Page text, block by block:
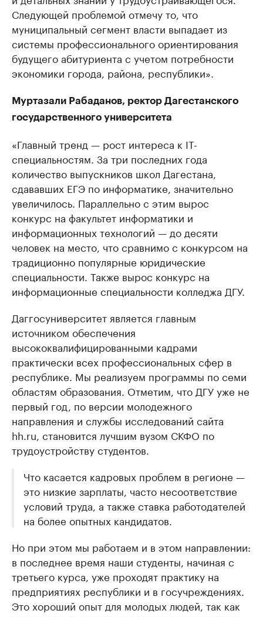
Следующей проблемой отмечу то, что
муниципальный сегмент власти выпадает из
системы профессионального ориентирования
будущего абитуриента с учетом потребности
экономики города, района, республики».
Муртазали Рабаданов, ректор Дагестанского
государственного университета
«Главный тренд — рост интереса к IT-
специальностям. За три последних года
количество выпускников школ Дагестана,
сдававших ЕГЭ по информатике, значительно
увеличилось. Параллельно с этим вырос
конкурс на факультет информатики и
информационных технологий — до десяти
человек на место, что сравнимо с конкурсом на
традиционно популярные юридические
специальности. Также вырос конкурс на
информационные специальности колледжа ДГУ.
Даггосуниверситет является главным
источником обеспечения
высококвалифицированными кадрами
практически всех профессиональных сфер в
республике. Мы реализуем программы по семи
областям образования. Отметим, что ДГУ уже не
первый год, по версии молодежного
направления и службы исследований сайта
hh.ru, становится лучшим вузом СКФО по
трудоустройству студентов.
Что касается кадровых проблем в регионе —
это низкие зарплаты, часто несоответствие
условий труда, а также ставка работодателей
на более опытных кандидатов.
Но при этом мы работаем и в этом направлении:
в последнее время наши студенты, начиная с
третьего курса, уже проходят практику на
предприятиях республики и в госучреждениях.
Это хороший опыт для молодых людей, так как